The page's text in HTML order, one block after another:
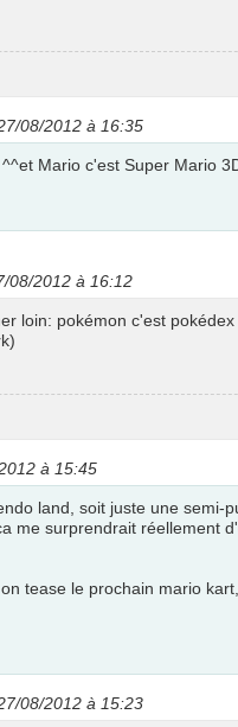
08/2012 à 16:35
Mario c'est Super Mario
08/2012 à 16:12
loin: pokémon c'est
à 15:45
land, soit juste une semi-
me surprendrait réellement
tease le prochain mario
08/2012 à 15:23